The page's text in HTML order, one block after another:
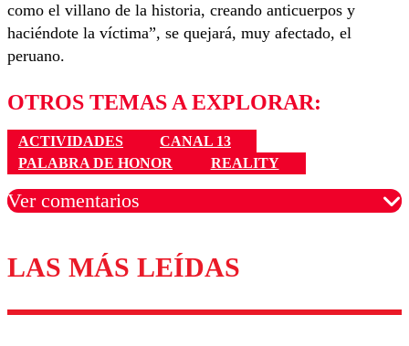
como el villano de la historia, creando anticuerpos y
haciéndote la víctima”, se quejará, muy afectado, el
peruano.
OTROS TEMAS A EXPLORAR:
ACTIVIDADES
CANAL 13
PALABRA DE HONOR
REALITY
Ver comentarios
Los comentarios son moderados para garantizar un
diálogo respetuoso.
LAS MÁS LEÍDAS